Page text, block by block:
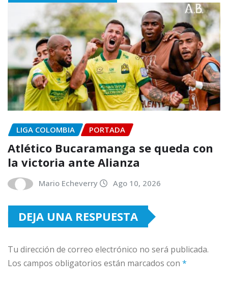
LIGA COLOMBIA PORTADA
Atlético Bucaramanga se queda con
la victoria ante Alianza
Mario Echeverry Ago 10, 2026
DEJA UNA RESPUESTA
Tu dirección de correo electrónico no será publicada.
Los campos obligatorios están marcados con *